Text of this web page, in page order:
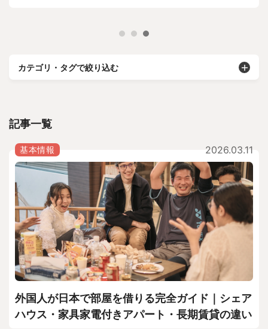
カテゴリ・タグで絞り込む
記事一覧
2026.03.11
基本情報
外国人が日本で部屋を借りる完全ガイド｜シェア
ハウス・家具家電付きアパート・長期賃貸の違い